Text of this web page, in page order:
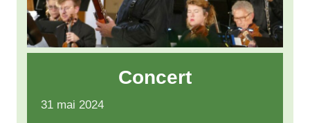
Concert
31 mai 2024